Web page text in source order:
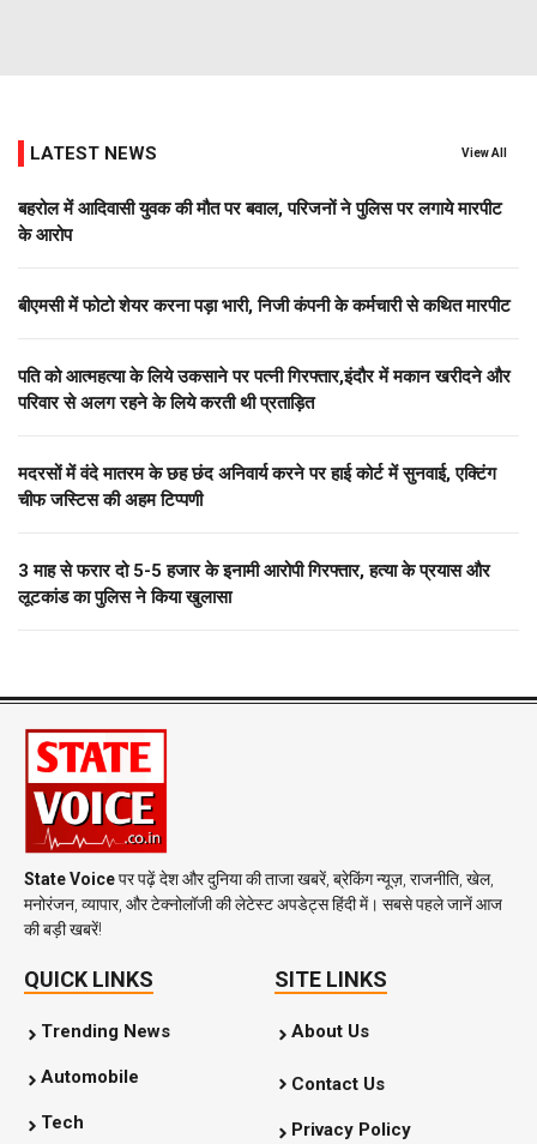
LATEST NEWS View All
बहरोल में आदिवासी युवक की मौत पर बवाल, परिजनों ने पुलिस पर लगाये मारपीट
के आरोप
बीएमसी में फोटो शेयर करना पड़ा भारी, निजी कंपनी के कर्मचारी से कथित मारपीट
पति को आत्महत्या के लिये उकसाने पर पत्नी गिरफ्तार,इंदौर में मकान खरीदने और
परिवार से अलग रहने के लिये करती थी प्रताड़ित
मदरसों में वंदे मातरम के छह छंद अनिवार्य करने पर हाई कोर्ट में सुनवाई, एक्टिंग
चीफ जस्टिस की अहम टिप्पणी
3 माह से फरार दो ₹5-5 हजार के इनामी आरोपी गिरफ्तार, हत्या के प्रयास और
लूटकांड का पुलिस ने किया खुलासा
State Voiceपर पढ़ें देश और दुनिया की ताजा खबरें, ब्रेकिंग न्यूज़, राजनीति, खेल,
मनोरंजन, व्यापार, और टेक्नोलॉजी की लेटेस्ट अपडेट्स हिंदी में। सबसे पहले जानें आज
की बड़ी खबरें!
QUICK LINKS
Trending News
Automobile
Tech
SITE LINKS
About Us
Contact Us
Privacy Policy